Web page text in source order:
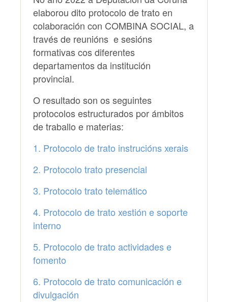
elaborou dito protocolo de trato en
colaboración con COMBINA SOCIAL, a
través de reunións e sesións
formativas cos diferentes
departamentos da institución
provincial.
O resultado son os seguintes
protocolos estructurados por ámbitos
de traballo e materias:
1. Protocolo de trato instrucións xerais
2. Protocolo trato presencial
3. Protocolo trato telemático
4. Protocolo de trato xestión e soporte
interno
5. Protocolo de trato actividades e
fomento
6. Protocolo de trato comunicación e
divulgación